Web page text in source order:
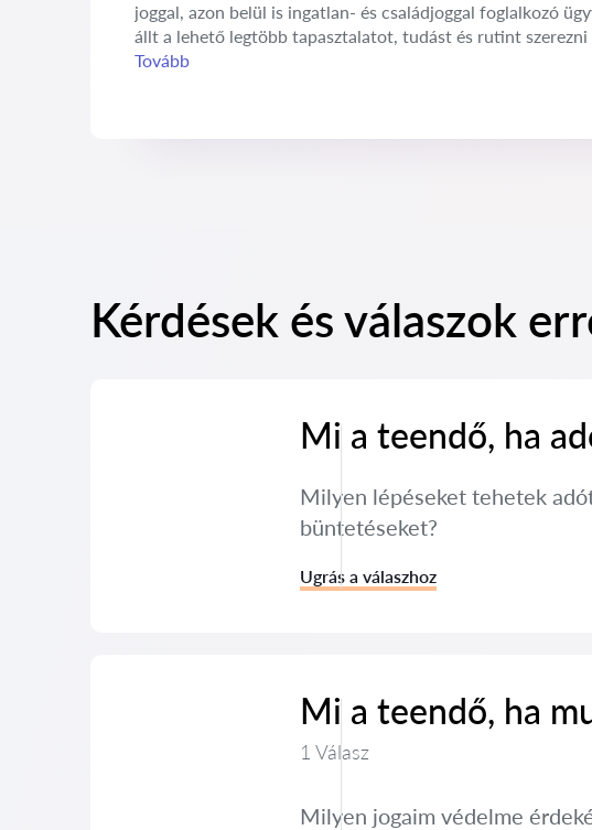
joggal, azon belül is ingatlan- és családjoggal foglalkozó
állt a lehető legtöbb tapasztalatot, tudást és rutint szerezni
Tovább
Kérdések és válaszok
Mi a teendő, ha
Milyen lépéseket tehetek
büntetéseket?
Ugrás a válaszhoz
Mi a teendő, ha
1 Válasz
Milyen jogaim védelme